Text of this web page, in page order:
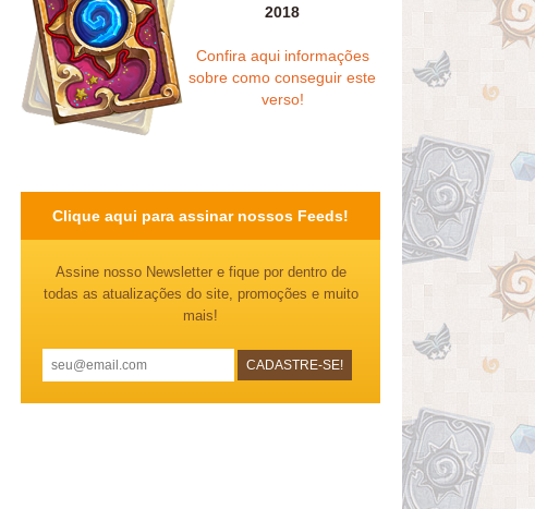
2018
Confira aqui informações
sobre como conseguir este
verso!
Clique aqui para assinar nossos Feeds!
Assine nosso Newsletter e fique por dentro de
todas as atualizações do site, promoções e muito
mais!